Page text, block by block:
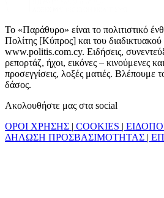
Το «Παράθυρο» είναι το πολιτιστικό
Πολίτης [Κύπρος] και του διαδικτυακού
www.politis.com.cy. Ειδήσεις,
ρεπορτάζ, ήχοι, εικόνες – κινούμενες
προσεγγίσεις, λοξές ματιές. Βλέπουμε
δάσος.
Ακολουθήστε μας στα social
ΟΡΟΙ ΧΡΗΣΗΣ | COOKIES |
ΔΗΛΩΣΗ ΠΡΟΣΒΑΣΙΜΟΤΗΤΑΣ |